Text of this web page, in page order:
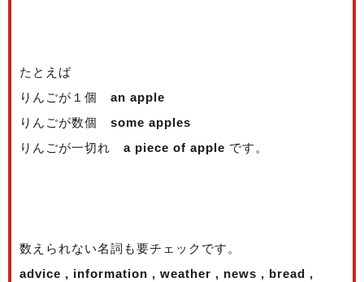
たとえば
りんごが１個 an apple
りんごが数個 some apples
りんごが一切れ a piece of apple です。
数えられない名詞も要チェックです。
advice , information , weather , news , bread ,